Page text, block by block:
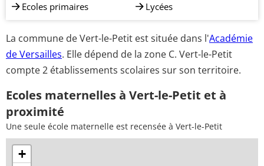
Ecoles primaires
Lycées
La commune de Vert-le-Petit est située dans l'Académie
de Versailles. Elle dépend de la zone C. Vert-le-Petit
compte 2 établissements scolaires sur son territoire.
Ecoles maternelles à Vert-le-Petit et à
proximité
Une seule école maternelle est recensée à Vert-le-Petit
+